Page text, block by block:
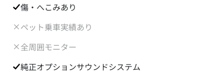
傷・へこみあり
ペット乗車実績あり
全周囲モニター
純正オプションサウンドシステム